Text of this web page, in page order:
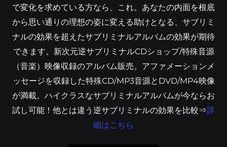
で変化を求めている方なら、これ。あなたの内面を根底
から思い通りの理想の姿に変える助けとなる、サブリミ
ナルの効果を超えたサブリミナルアルバムの効果が期待
できます。新次元逆サブリミナルCDショップ/特殊音源
（音楽）映像収録のアルバム販売。アファメーションメ
ッセージを収録した特殊CD/MP3音源とDVD/MP4映像
が満載。ハイクラスなサブリミナルアルバムが今ならお
試し可能！他とは違う逆サブリミナルの効果を比較⇒詳
細はこちら